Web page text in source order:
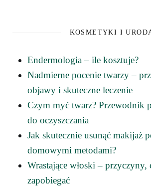
KOSMETYKI I
Endermologia – ile kosztuje?
Nadmierne pocenie twarzy –
objawy i skuteczne leczenie
Czym myć twarz? Przewodnik
do oczyszczania
Jak skutecznie usunąć makijaż
domowymi metodami?
Wrastające włoski –
zapobiegać